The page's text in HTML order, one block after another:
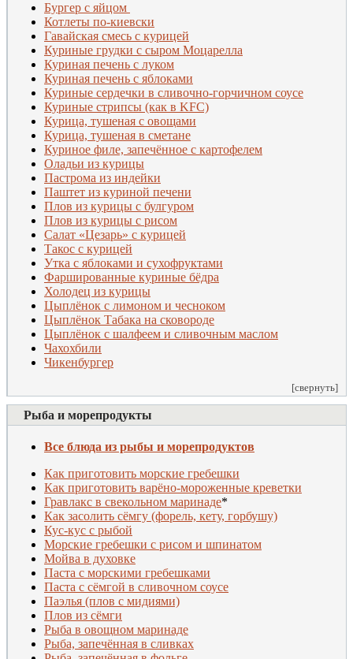
Бургер с яйцом
Котлеты по-киевски
Гавайская смесь с курицей
Куриные грудки с сыром Моцарелла
Куриная печень с луком
Куриная печень с яблоками
Куриные сердечки в сливочно-горчичном соусе
Куриные стрипсы (как в KFC)
Курица, тушеная с овощами
Курица, тушеная в сметане
Куриное филе, запечённое с картофелем
Оладьи из курицы
Пастрома из индейки
Паштет из куриной печени
Плов из курицы с булгуром
Плов из курицы с рисом
Салат «Цезарь» с курицей
Такос с курицей
Утка с яблоками и сухофруктами
Фаршированные куриные бёдра
Холодец из курицы
Цыплёнок с лимоном и чесноком
Цыплёнок Табака на сковороде
Цыплёнок с шалфеем и сливочным маслом
Чахохбили
Чикенбургер
[свернуть]
Рыба и морепродукты
Все блюда из рыбы и морепродуктов
Как приготовить морские гребешки
Как приготовить варёно-мороженные креветки
Гравлакс в свекольном маринаде*
Как засолить сёмгу (форель, кету, горбушу)
Кус-кус с рыбой
Морские гребешки с рисом и шпинатом
Мойва в духовке
Паста с морскими гребешками
Паста с сёмгой в сливочном соусе
Паэлья (плов с мидиями)
Плов из сёмги
Рыба в овощном маринаде
Рыба, запечённая в сливках